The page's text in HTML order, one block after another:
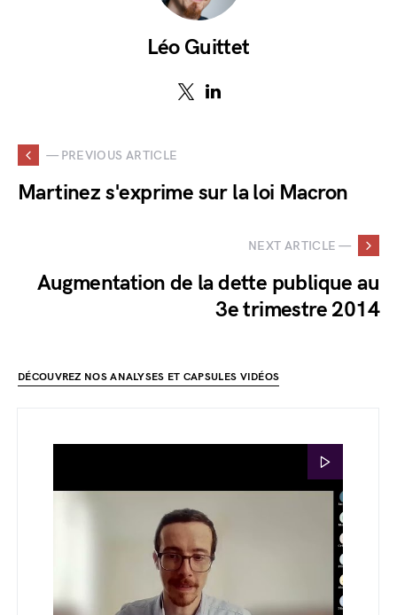
Léo Guittet
— PREVIOUS ARTICLE
Martinez s'exprime sur la loi Macron
NEXT ARTICLE —
Augmentation de la dette publique au
3e trimestre 2014
DÉCOUVREZ NOS ANALYSES ET CAPSULES VIDÉOS